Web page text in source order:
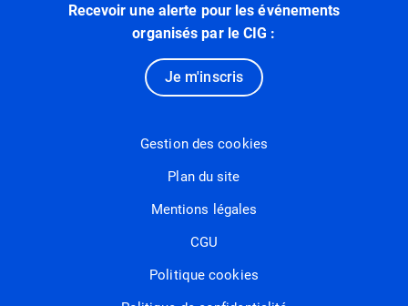
Recevoir une alerte pour les événements
organisés par le CIG :
Je m'inscris
Gestion des cookies
Plan du site
Mentions légales
CGU
Politique cookies